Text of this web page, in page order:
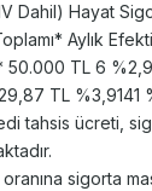
Dahil) Hayat
Aylık
50.000 TL 6
TL %3,9141
tahsis ücreti,
sigorta